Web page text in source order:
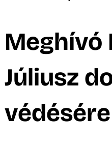
Meghívó
Júliusz
védésére